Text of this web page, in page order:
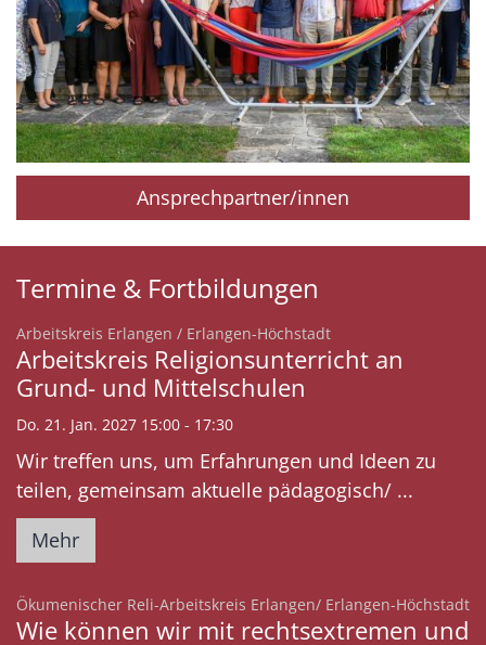
Ansprechpartner/innen
Termine & Fortbildungen
Arbeitskreis Erlangen / Erlangen-Höchstadt:
Arbeitskreis Religionsunterricht an
Grund- und Mittelschulen
Do. 21. Jan. 2027 15:00 - 17:30
Wir treffen uns, um Erfahrungen und Ideen zu
teilen, gemeinsam aktuelle pädagogisch/ ...
Mehr
Ökumenischer Reli-Arbeitskreis Erlangen/ Erlangen-Höchstadt:
Wie können wir mit rechtsextremen und